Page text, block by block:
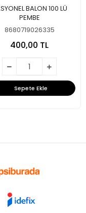
BALON 100 LÜ
PEMBE
8680719026335
400,00 TL
Sepete Ekle